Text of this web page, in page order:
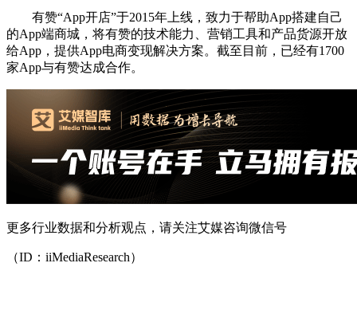
有赞“App开店”于2015年上线，致力于帮助App搭建自己
的App端商城，将有赞的技术能力、营销工具和产品货源开放
给App，提供App电商变现解决方案。截至目前，已经有1700
家App与有赞达成合作。
更多行业数据和分析观点，请关注艾媒咨询微信号
（ID：iiMediaResearch）